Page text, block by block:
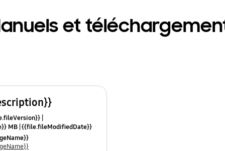
et
MB {{file.fileModifiedDate}}